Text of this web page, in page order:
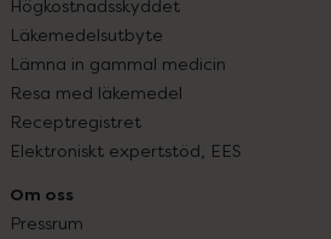
Högkostnadsskyddet
Läkemedelsutbyte
Lämna in gammal medicin
Resa med läkemedel
Receptregistret
Elektroniskt expertstöd, EES
Om oss
Pressrum